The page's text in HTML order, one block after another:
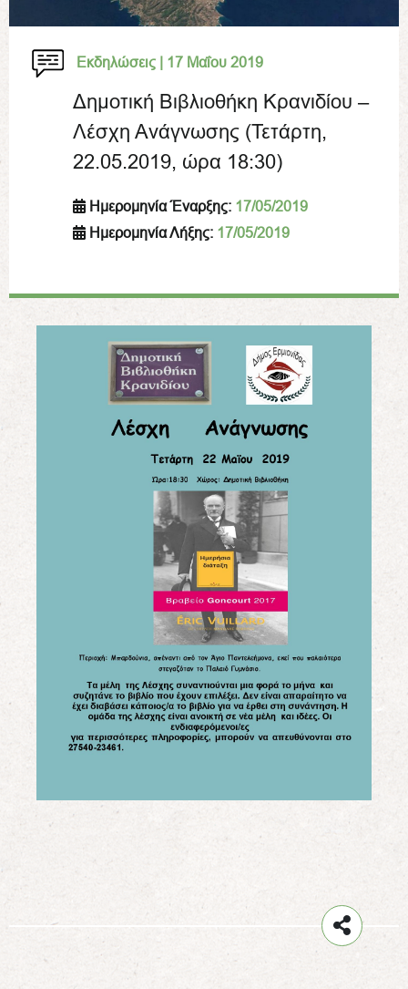
Εκδηλώσεις | 17 Μαΐου 2019
Δημοτική Βιβλιοθήκη Κρανιδίου –
Λέσχη Ανάγνωσης (Τετάρτη,
22.05.2019, ώρα 18:30)
Ημερομηνία Έναρξης: 17/05/2019
Ημερομηνία Λήξης: 17/05/2019